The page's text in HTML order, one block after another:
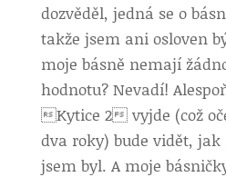
dozvěděl, jedná se o
takže jsem ani osloven
moje básně nemají
hodnotu? Nevadí!
Kytice 2 vyjde (což
dva roky) bude vidět,
jsem byl. A moje